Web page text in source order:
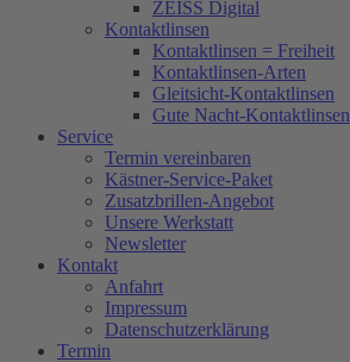
ZEISS Digital
Kontaktlinsen
Kontaktlinsen = Freiheit
Kontaktlinsen-Arten
Gleitsicht-Kontaktlinsen
Gute Nacht-Kontaktlinsen
Service
Termin vereinbaren
Kästner-Service-Paket
Zusatzbrillen-Angebot
Unsere Werkstatt
Newsletter
Kontakt
Anfahrt
Impressum
Datenschutzerklärung
Termin